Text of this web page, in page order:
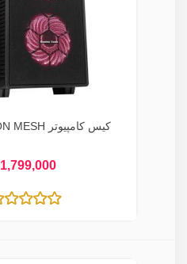
کیس کامپیوتر Master Tech ATRON MESH
1,799,000 تومان